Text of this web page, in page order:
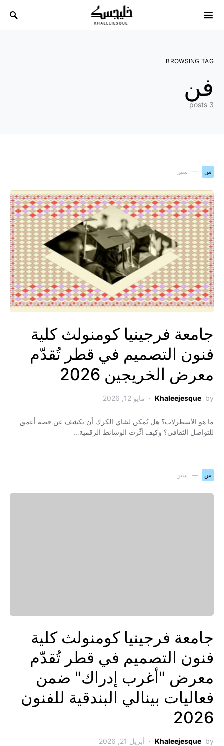
Search for:
BROWSING TAG
فن
3 posts
س سين
جامعة فرجينيا كومنولث كلية
فنون التصميم في قطر تُقدّم
معرض الخريجين 2026
by
Khaleejesque مايو 12, 2026
ما هو الأسطرلاب؟ هل يُمكن لشاي الكرك أن يكشف عن قصة أعمق
للتواصل الثقافي؟ وكيف أثّرت الوسائط الرقمية…
س سين
جامعة فرجينيا كومنولث كلية
فنون التصميم في قطر تُقدّم
معرض "أغرب إدراك" ضمن
فعاليات بينالي البندقية للفنون
2026
by
Khaleejesque أبريل 21, 2026